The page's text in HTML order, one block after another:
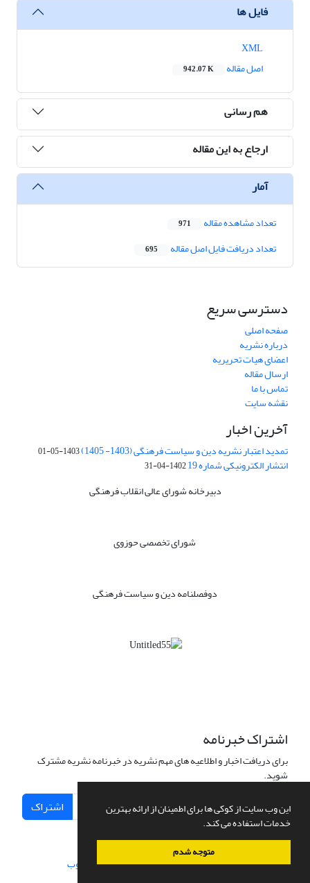
این وب سایت از کوکی ها برای اطمینان از ارائه بهترین
خدمات استفاده می کند.
متوجه شدم
فایل ها
اصل مقاله
942.07 K
هم رسانی
ارجاع به این مقاله
آمار
تعداد مشاهده مقاله 971
تعداد دریافت فایل اصل مقاله 695
دسترسی سریع
صفحه اصلی
درباره نشریه
اعضای هیات تحریریه
ارسال مقاله
تماس با ما
نقشه سایت
آخرین اخبار
تمدید اعتبار نشریه دین و سیاست فرهنگی (1403- 1405) 1403-05-01
انتشار الکترونیکی شماره 19 1402-04-31
دبیرخانه شورای عالی انقلاب فرهنگی
شورای تخصصی حوزوی
دوفصلنامه دین و سیاست فرهنگی
اشتراک خبرنامه
برای دریافت اخبار و اطلاعیه های مهم نشریه در خبرنامه نشریه مشترک
شوید.
اشتراک
سامانه مدیریت نشریات علمی.طراحی و پیاده سازی از سیناوب